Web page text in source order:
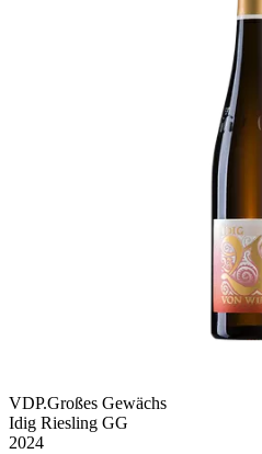
VDP.Großes Gewächs
Idig Riesling GG
2024